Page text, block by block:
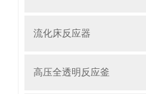
流化床反应器
高压全透明反应釜